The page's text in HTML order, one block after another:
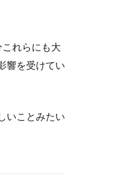
れらにも大
響を受けてい
いことみたい